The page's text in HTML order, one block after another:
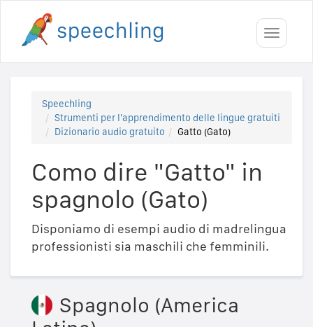
Toggle
Speechling
Strumenti per l'apprendimento delle lingue gratuiti
Dizionario audio gratuito
Gatto (Gato)
Como dire "Gatto" in
spagnolo (Gato)
Disponiamo di esempi audio di madrelingua
professionisti sia maschili che femminili.
Spagnolo (America